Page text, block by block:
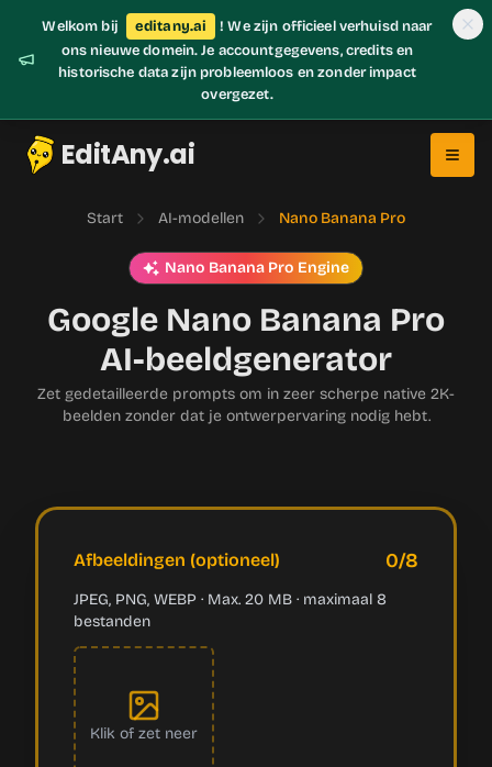
Welkom bij editany.ai
! We zijn officieel verhuisd naar
ons nieuwe domein. Je accountgegevens, credits en
historische data zijn probleemloos en zonder impact
overgezet.
EditAny.ai
Start AI-modellen Nano Banana Pro
Google Nano Banana Pro
AI-beeldgenerator
Nano Banana Pro Engine
Zet gedetailleerde prompts om in zeer scherpe native 2K-
beelden zonder dat je ontwerpervaring nodig hebt.
Afbeeldingen (optioneel) 0/8
JPEG, PNG, WEBP · Max. 20 MB · maximaal 8
bestanden
Klik of zet neer